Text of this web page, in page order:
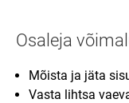
Osaleja
Mõista ja jäta
Vasta lihtsa